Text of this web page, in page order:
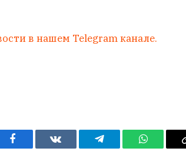
в нашем Telegram канале.
Facebook VKontakteTelegram